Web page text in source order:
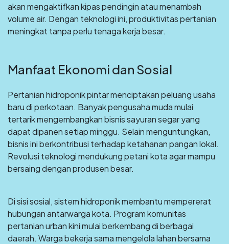
akan mengaktifkan kipas pendingin atau menambah
volume air. Dengan teknologi ini, produktivitas pertanian
meningkat tanpa perlu tenaga kerja besar.
Manfaat Ekonomi dan Sosial
Pertanian hidroponik pintar menciptakan peluang usaha
baru di perkotaan. Banyak pengusaha muda mulai
tertarik mengembangkan bisnis sayuran segar yang
dapat dipanen setiap minggu. Selain menguntungkan,
bisnis ini berkontribusi terhadap ketahanan pangan lokal.
Revolusi teknologi mendukung petani kota agar mampu
bersaing dengan produsen besar.
Di sisi sosial, sistem hidroponik membantu mempererat
hubungan antarwarga kota. Program komunitas
pertanian urban kini mulai berkembang di berbagai
daerah. Warga bekerja sama mengelola lahan bersama